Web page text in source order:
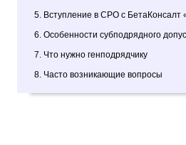
5. Вступление в СРО с БетаКонсалт
6. Особенности субподрядного
7. Что нужно генподрядчику
8. Часто возникающие вопросы